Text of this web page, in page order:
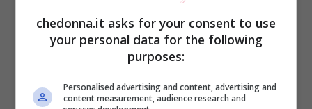
ostinate dai capi delicati è sempre utile
eseguire un trattamento diprelavaggio
Il prelavaggio dei tessuti delicati
chedonna.it asks for your consent to use
your personal data for the following
purposes:
Personalised advertising and content, advertising and
content measurement, audience research and